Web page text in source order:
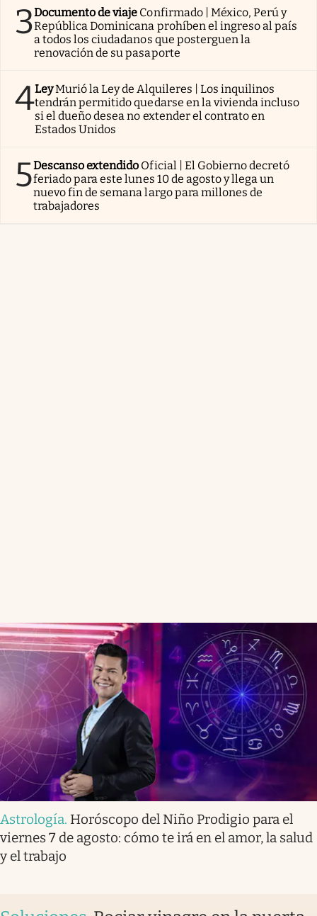
3Documento de viaje Confirmado | México, Perú y
República Dominicana prohíben el ingreso al país
a todos los ciudadanos que posterguen la
renovación de su pasaporte
4LeyMurió la Ley de Alquileres | Los inquilinos
tendrán permitido quedarse en la vivienda incluso
si el dueño desea no extender el contrato en
Estados Unidos
5Descanso extendido Oficial | El Gobierno decretó
feriado para este lunes 10 de agosto y llega un
nuevo fin de semana largo para millones de
trabajadores
Astrología. Horóscopo del Niño Prodigio para el
viernes 7 de agosto: cómo te irá en el amor, la salud
y el trabajo